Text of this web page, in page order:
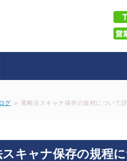
式会社e-SOL｜シ
グ ≫ 電帳法スキャナ保存の規程について
スキャナ保存の規程